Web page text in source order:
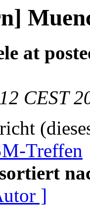
at
CEST
Treffen
]